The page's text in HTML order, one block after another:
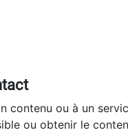
contenu ou à un
ou obtenir le